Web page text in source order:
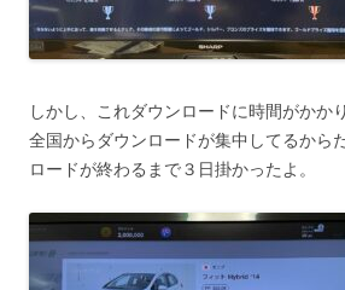
しかし、これダウンロードに時間がかか
全国からダウンロードが集中してるから
ロードが終わるまで３日掛かったよ。